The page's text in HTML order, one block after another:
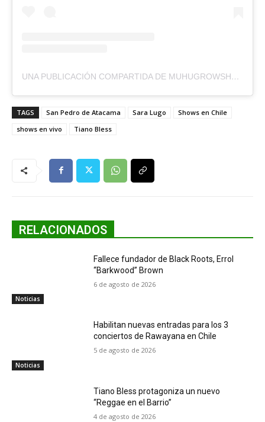
UNA PUBLICACIÓN COMPARTIDA DE MUHUGROWSHOP (@MUHUGROWSHOP)
TAGS San Pedro de Atacama Sara Lugo
Shows en Chile
shows en vivo
Tiano Bless
RELACIONADOS
Noticias
Fallece fundador de Black Roots, Errol
“Barkwood” Brown
6 de agosto de 2026
Noticias
Habilitan nuevas entradas para los 3
conciertos de Rawayana en Chile
5 de agosto de 2026
Tiano Bless protagoniza un nuevo
“Reggae en el Barrio”
4 de agosto de 2026